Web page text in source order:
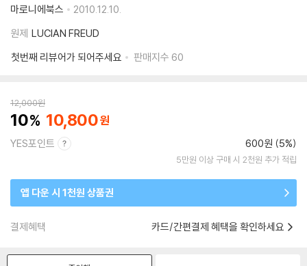
마로니에북스
2010.12.10.
원제 LUCIAN FREUD
첫번째 리뷰어가 되어주세요
판매지수 60
12,000원
10 10,800
YES포인트 600원 (5%)
5만원 이상 구매 시 2천원 추가 적립
앱 다운 시 1천원 상품권
결제혜택 카드/간편결제 혜택을 확인하세요